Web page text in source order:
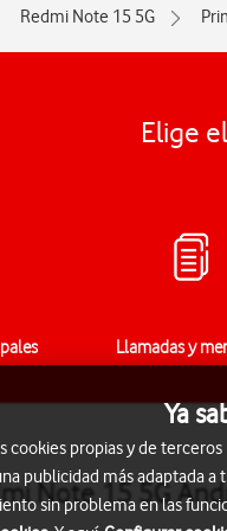
Redmi Note 15 5G
Elige
Llamadas y
Note 15 5G
Ya
cookies propias y de
publicidad más adaptada
sin problema en las